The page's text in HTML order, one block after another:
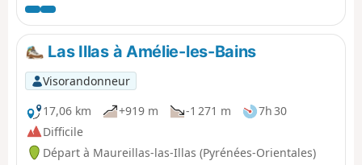
rejoindre le puits à glace de Saint-Marsal Des pistes
champêtres, jusqu'à la jonction avec la route
goudronnée de Formentera.
Las Illas à Amélie-les-Bains
Visorandonneur
17,06 km
+919 m -1 271 m
7h 30
Difficile
Départ à Maureillas-las-Illas (Pyrénées-Orientales)